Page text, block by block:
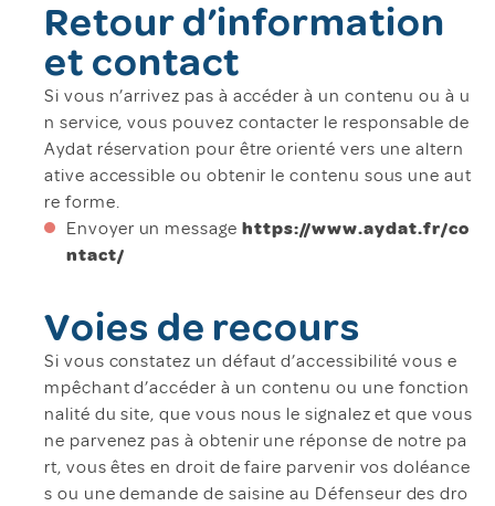
Retour d’information
et contact
Si vous n’arrivez pas à accéder à un contenu ou à u
n service, vous pouvez contacter le responsable de
Aydat réservation pour être orienté vers une altern
ative accessible ou obtenir le contenu sous une aut
re forme.
Envoyer un message https://www.aydat.fr/co
ntact/
Voies de recours
Si vous constatez un défaut d’accessibilité vous e
mpêchant d’accéder à un contenu ou une fonction
nalité du site, que vous nous le signalez et que vous
ne parvenez pas à obtenir une réponse de notre pa
rt, vous êtes en droit de faire parvenir vos doléance
s ou une demande de saisine au Défenseur des dro